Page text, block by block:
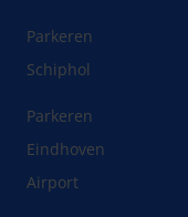
Parkeren
Schiphol
Parkeren
Eindhoven
Airport